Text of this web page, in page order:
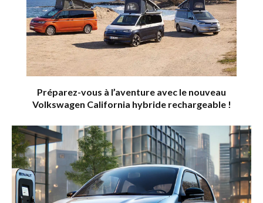
Préparez-vous à l’aventure avec le nouveau
Volkswagen California hybride rechargeable !